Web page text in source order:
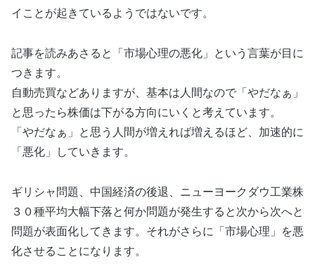
イことが起きているようではないです。
記事を読みあさると「市場心理の悪化」という言葉が目に
つきます。
自動売買などありますが、基本は人間なので「やだなぁ」
と思ったら株価は下がる方向にいくと考えています。
「やだなぁ」と思う人間が増えれば増えるほど、加速的に
「悪化」していきます。
ギリシャ問題、中国経済の後退、ニューヨークダウ工業株
３０種平均大幅下落と何か問題が発生すると次から次へと
問題が表面化してきます。それがさらに「市場心理」を悪
化させることになります。